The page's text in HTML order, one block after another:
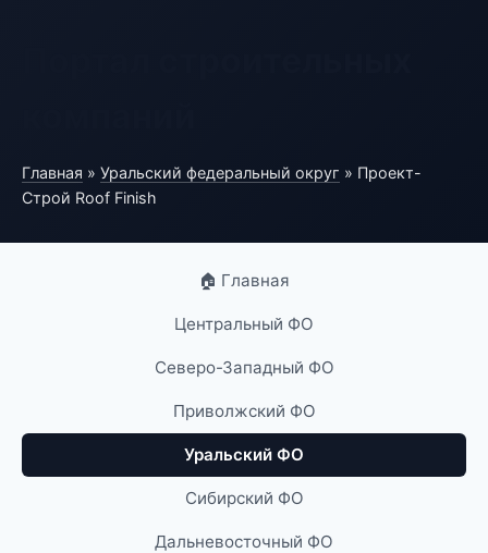
Главная » Уральский федеральный округ » Проект-
Строй Roof Finish
🏠 Главная
Центральный ФО
Северо-Западный ФО
Приволжский ФО
Уральский ФО
Сибирский ФО
Дальневосточный ФО